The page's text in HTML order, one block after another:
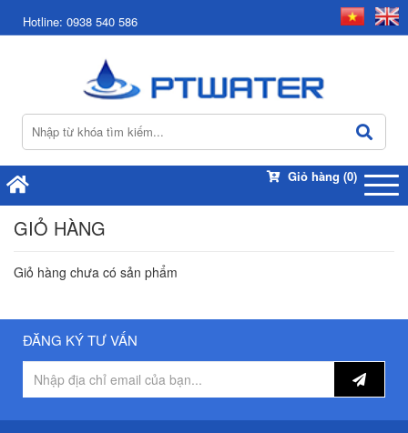
Hotline: 0938 540 586
Giỏ hàng (0)
GIỎ HÀNG
Giỏ hàng chưa có sản phẩm
ĐĂNG KÝ TƯ VẤN